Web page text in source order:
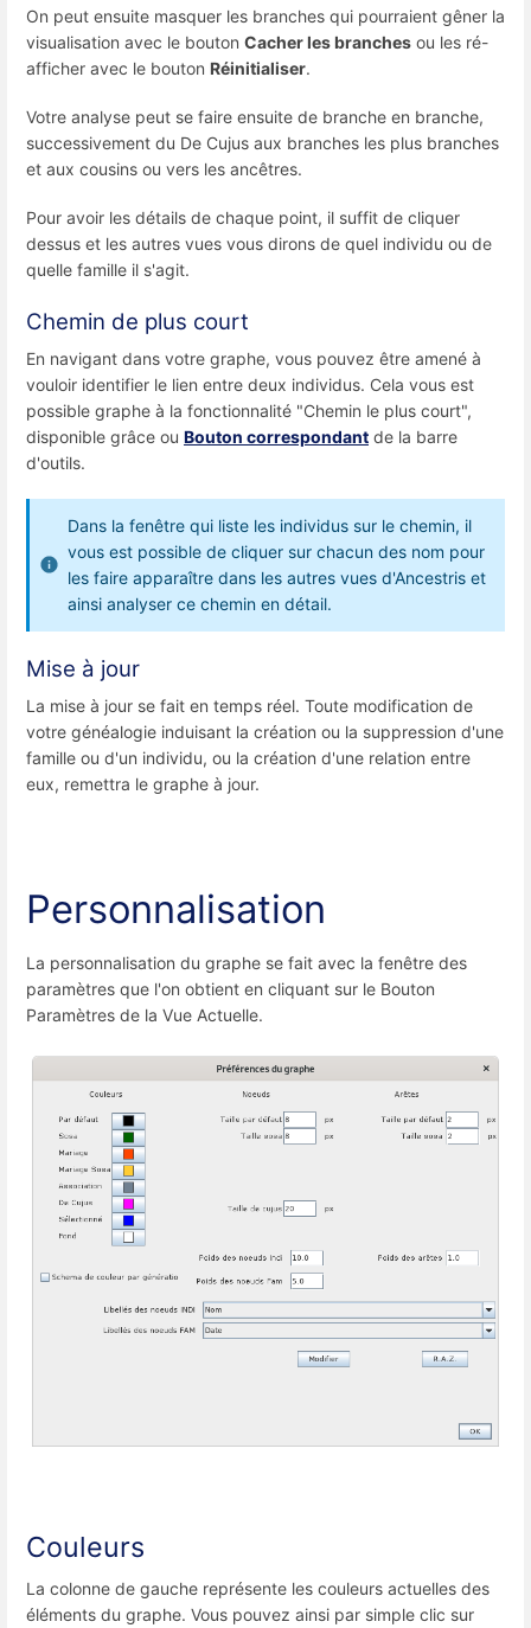
On peut ensuite masquer les branches qui pourraient gêner la
visualisation avec le bouton Cacher les branches ou les ré-
afficher avec le bouton Réinitialiser.
Votre analyse peut se faire ensuite de branche en branche,
successivement du De Cujus aux branches les plus branches
et aux cousins ou vers les ancêtres.
Pour avoir les détails de chaque point, il suffit de cliquer
dessus et les autres vues vous dirons de quel individu ou de
quelle famille il s'agit.
Chemin de plus court
En navigant dans votre graphe, vous pouvez être amené à
vouloir identifier le lien entre deux individus. Cela vous est
possible graphe à la fonctionnalité "Chemin le plus court",
disponible grâce ou Bouton correspondant de la barre
d'outils.
Dans la fenêtre qui liste les individus sur le chemin, il
vous est possible de cliquer sur chacun des nom pour
les faire apparaître dans les autres vues d'Ancestris et
ainsi analyser ce chemin en détail.
Mise à jour
La mise à jour se fait en temps réel. Toute modification de
votre généalogie induisant la création ou la suppression d'une
famille ou d'un individu, ou la création d'une relation entre
eux, remettra le graphe à jour.
Personnalisation
La personnalisation du graphe se fait avec la fenêtre des
paramètres que l'on obtient en cliquant sur le Bouton
Paramètres de la Vue Actuelle.
Couleurs
La colonne de gauche représente les couleurs actuelles des
éléments du graphe. Vous pouvez ainsi par simple clic sur